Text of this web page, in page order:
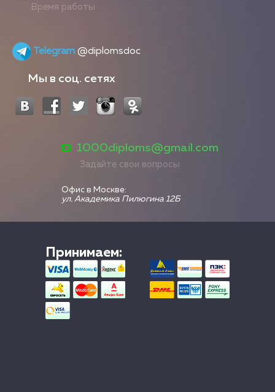
Время работы
Telegram @diplomsdoc
Мы в соц. сетях
1000diploms@gmail.com
Задайте свои вопросы
Офис в Москве:
ул. Академика Пилюгина 12Б
Принимаем: